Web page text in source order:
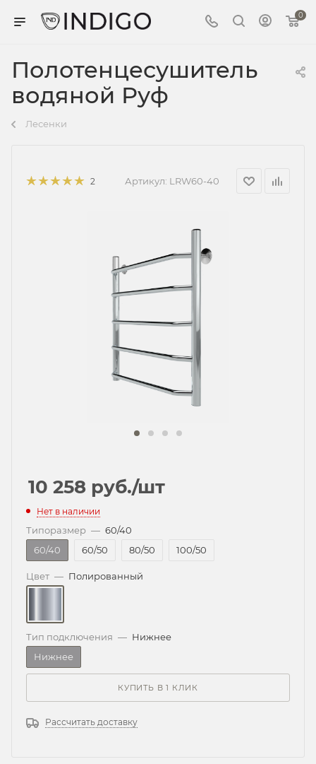
0
Полотенцесушитель
водяной Руф
Лесенки
2 Артикул: LRW60-40
10 258 руб./шт
Нет в наличии
Типоразмер — 60/40
60/40
60/50 80/50 100/50
Цвет — Полированный
Тип подключения — Нижнее
Нижнее
КУПИТЬ В 1 КЛИК
Рассчитать доставку